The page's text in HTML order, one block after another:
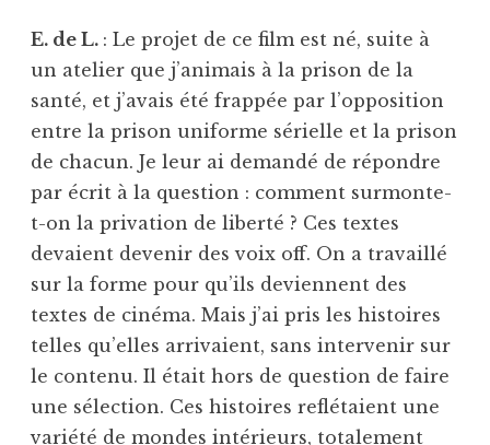
E. de L. : Le projet de ce film est né, suite à
un atelier que j’animais à la prison de la
santé, et j’avais été frappée par l’opposition
entre la prison uniforme sérielle et la prison
de chacun. Je leur ai demandé de répondre
par écrit à la question : comment surmonte-
t-on la privation de liberté ? Ces textes
devaient devenir des voix off. On a travaillé
sur la forme pour qu’ils deviennent des
textes de cinéma. Mais j’ai pris les histoires
telles qu’elles arrivaient, sans intervenir sur
le contenu. Il était hors de question de faire
une sélection. Ces histoires reflétaient une
variété de mondes intérieurs, totalement